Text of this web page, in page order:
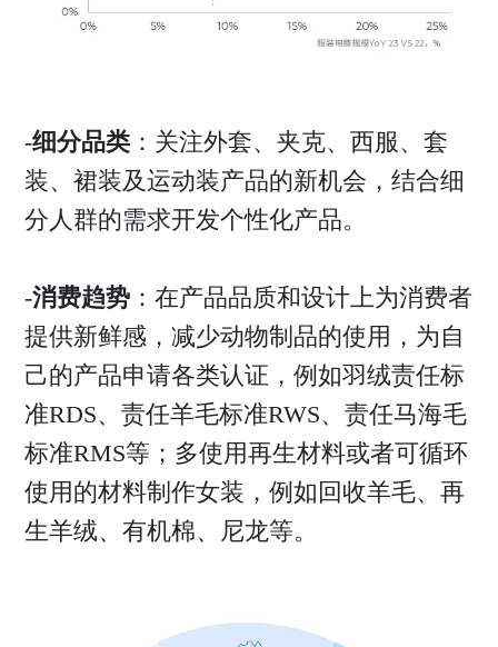
-细分品类：关注外套、夹克、西服、套
装、裙装及运动装产品的新机会，结合细
分人群的需求开发个性化产品。
-消费趋势：在产品品质和设计上为消费者
提供新鲜感，减少动物制品的使用，为自
己的产品申请各类认证，例如羽绒责任标
准RDS、责任羊毛标准RWS、责任马海毛
标准RMS等；多使用再生材料或者可循环
使用的材料制作女装，例如回收羊毛、再
生羊绒、有机棉、尼龙等。